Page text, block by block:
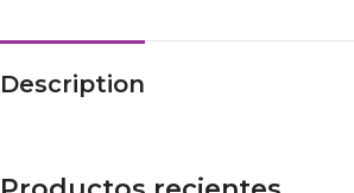
Description